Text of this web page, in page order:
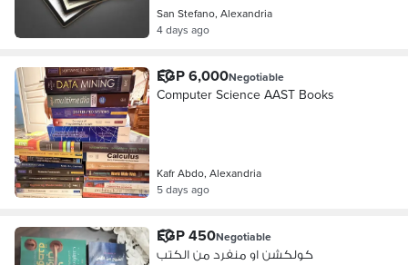
San Stefano, Alexandria
4 days ago
EGP 6,000Negotiable
Computer Science AAST Books
Kafr Abdo, Alexandria
5 days ago
EGP 450Negotiable
كولكشن او منفرد من الكتب